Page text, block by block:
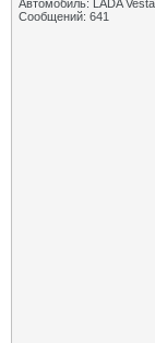
Автомобиль: LADA Vesta
Сообщений: 641